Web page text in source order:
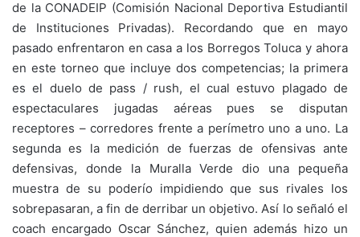
de la CONADEIP (Comisión Nacional Deportiva Estudiantil
de Instituciones Privadas). Recordando que en mayo
pasado enfrentaron en casa a los Borregos Toluca y ahora
en este torneo que incluye dos competencias; la primera
es el duelo de pass / rush, el cual estuvo plagado de
espectaculares jugadas aéreas pues se disputan
receptores – corredores frente a perímetro uno a uno. La
segunda es la medición de fuerzas de ofensivas ante
defensivas, donde la Muralla Verde dio una pequeña
muestra de su poderío impidiendo que sus rivales los
sobrepasaran, a fin de derribar un objetivo. Así lo señaló el
coach encargado Oscar Sánchez, quien además hizo un